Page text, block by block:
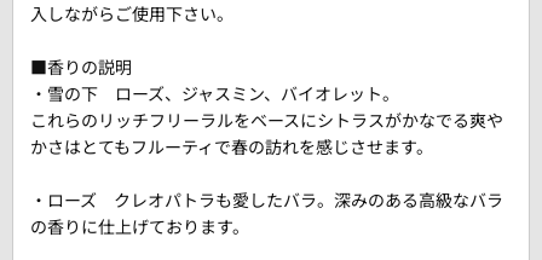
入しながらご使用下さい。
■香りの説明
・雪の下 ローズ、ジャスミン、バイオレット。
これらのリッチフリーラルをベースにシトラスがかなでる爽や
かさはとてもフルーティで春の訪れを感じさせます。
・ローズ クレオパトラも愛したバラ。深みのある高級なバラ
の香りに仕上げております。